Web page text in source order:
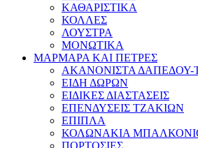
ΚΑΘΑΡΙΣΤΙΚΑ
ΚΟΛΛΕΣ
ΛΟΥΣΤΡΑ
ΜΟΝΩΤΙΚΑ
ΜΑΡΜΑΡΑ ΚΑΙ ΠΕΤΡΕΣ
ΑΚΑΝΟΝΙΣΤΑ ΔΑΠΕΔΟΥ-
ΕΙΔΗ ΔΩΡΩΝ
ΕΙΔΙΚΕΣ ΔΙΑΣΤΑΣΕΙΣ
ΕΠΕΝΔΥΣΕΙΣ ΤΖΑΚΙΩΝ
ΕΠΙΠΛΑ
ΚΟΛΩΝΑΚΙΑ
ΠΟΡΤΟΣΙΕΣ